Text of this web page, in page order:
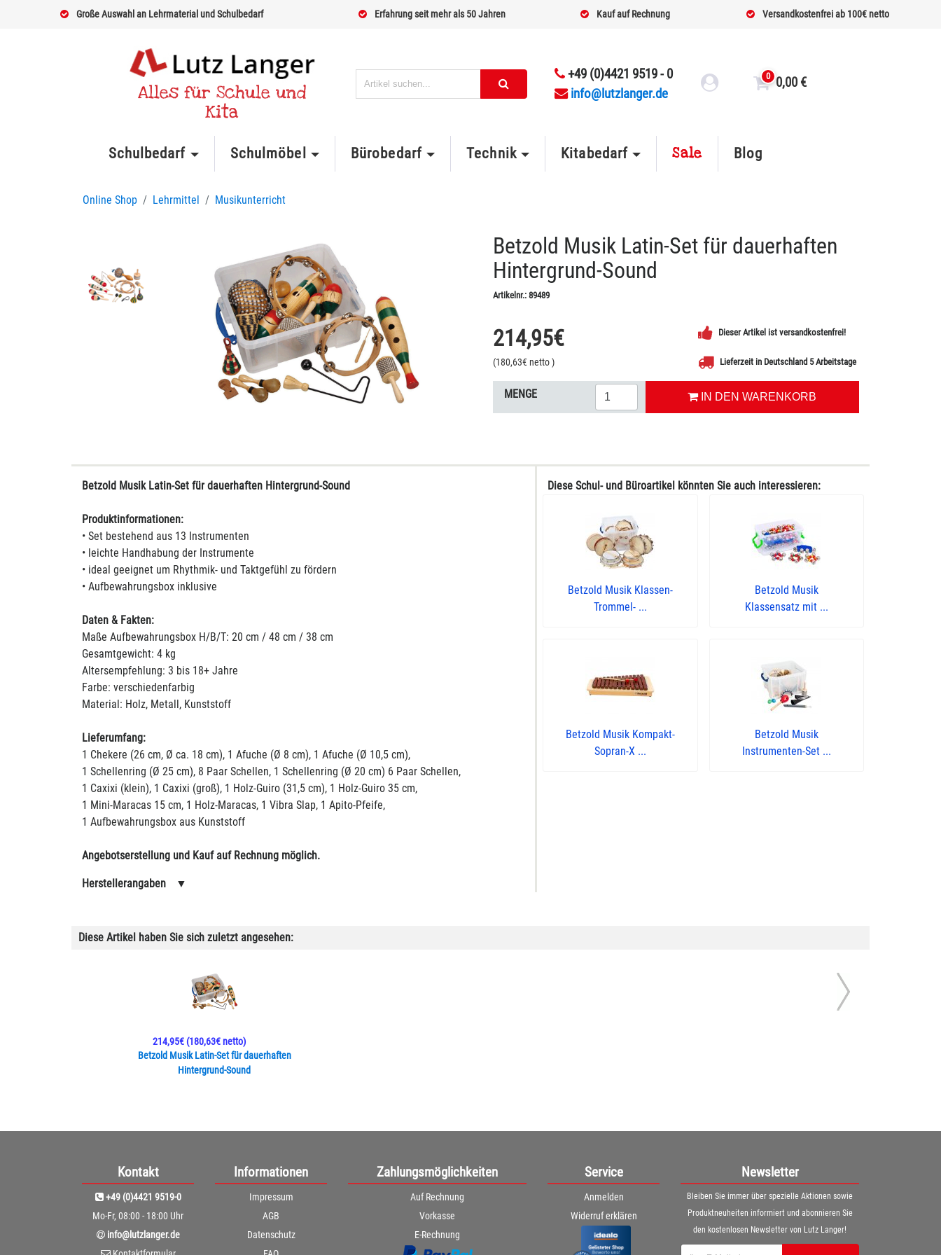
Große Auswahl an Lehrmaterial und Schulbedarf Erfahrung seit mehr als 50 Jahren Kauf auf Rechnung Versandkostenfrei ab 100€ netto
Alles für Schule und
Kita
+49 (0)4421 9519 - 0
info@lutzlanger.de
0 0,00 €
Schulbedarf Schulmöbel Bürobedarf Technik Kitabedarf Sale Blog
Online Shop Lehrmittel Musikunterricht
Betzold Musik Latin-Set für dauerhaften
Hintergrund-Sound
Artikelnr.: 89489
214,95€
(180,63€ netto)
Dieser Artikel ist versandkostenfrei!
Lieferzeit in Deutschland 5 Arbeitstage
MENGE IN DEN WARENKORB
Betzold Musik Latin-Set für dauerhaften Hintergrund-Sound
Produktinformationen:
• Set bestehend aus 13 Instrumenten
• leichte Handhabung der Instrumente
• ideal geeignet um Rhythmik- und Taktgefühl zu fördern
• Aufbewahrungsbox inklusive
Daten & Fakten:
Maße Aufbewahrungsbox H/B/T: 20 cm / 48 cm / 38 cm
Gesamtgewicht: 4 kg
Altersempfehlung: 3 bis 18+ Jahre
Farbe: verschiedenfarbig
Material: Holz, Metall, Kunststoff
Lieferumfang:
1 Chekere (26 cm, Ø ca. 18 cm), 1 Afuche (Ø 8 cm), 1 Afuche (Ø 10,5 cm),
1 Schellenring (Ø 25 cm), 8 Paar Schellen, 1 Schellenring (Ø 20 cm) 6 Paar Schellen,
1 Caxixi (klein), 1 Caxixi (groß), 1 Holz-Guiro (31,5 cm), 1 Holz-Guiro 35 cm,
1 Mini-Maracas 15 cm, 1 Holz-Maracas, 1 Vibra Slap, 1 Apito-Pfeife,
1 Aufbewahrungsbox aus Kunststoff
Angebotserstellung und Kauf auf Rechnung möglich.
Herstellerangaben ▼
Diese Schul- und Büroartikel könnten Sie auch interessieren:
Betzold Musik Klassen-
Trommel- ...
Betzold Musik
Klassensatz mit ...
Betzold Musik Kompakt-
Sopran-X ...
Betzold Musik
Instrumenten-Set ...
Diese Artikel haben Sie sich zuletzt angesehen:
Betzold Musik Latin-Set für dauerhaften
Hintergrund-Sound
214,95€(180,63€ netto)
Kontakt
+49 (0)4421 9519-0
Mo-Fr, 08:00 - 18:00 Uhr
info@lutzlanger.de
Informationen
Impressum
AGB
Datenschutz
Zahlungsmöglichkeiten
Auf Rechnung
Vorkasse
E-Rechnung
Service
Anmelden
Widerruf erklären
Newsletter
Bleiben Sie immer über spezielle Aktionen sowie
Produktneuheiten informiert und abonnieren Sie
den kostenlosen Newsletter von Lutz Langer!